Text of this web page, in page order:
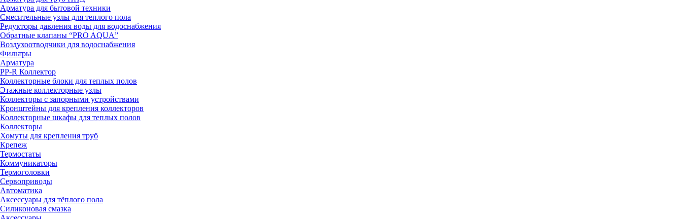
Арматура для бытовой техники
Смесительные узлы для теплого пола
Редукторы давления воды для водоснабжения
Обратные клапаны “PRO AQUA”
Воздухоотводчики для водоснабжения
Фильтры
Арматура
PP-R Коллектор
Коллекторные блоки для теплых полов
Этажные коллекторные узлы
Коллекторы с запорными устройствами
Кронштейны для крепления коллекторов
Коллекторные шкафы для теплых полов
Коллекторы
Хомуты для крепления труб
Крепеж
Термостаты
Коммуникаторы
Термоголовки
Сервоприводы
Автоматика
Аксессуары для тёплого пола
Силиконовая смазка